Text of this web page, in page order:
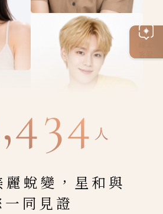
人
麗蛻變，星和與
一同見證